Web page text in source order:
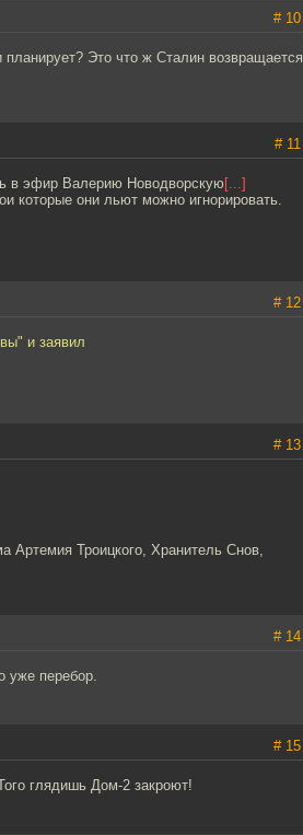
# 10
Это что ж Сталин возвращается
# 11
в эфир Валерию Новодворскую[...]
которые они льют можно игнорировать.
# 12
и заявил
# 13
Артемия Троицкого, Хранитель Снов,
# 14
уже перебор.
# 15
глядишь Дом-2 закроют!